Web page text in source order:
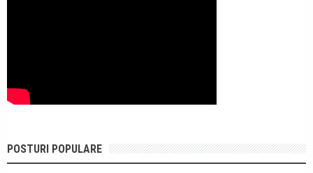
POSTURI POPULARE